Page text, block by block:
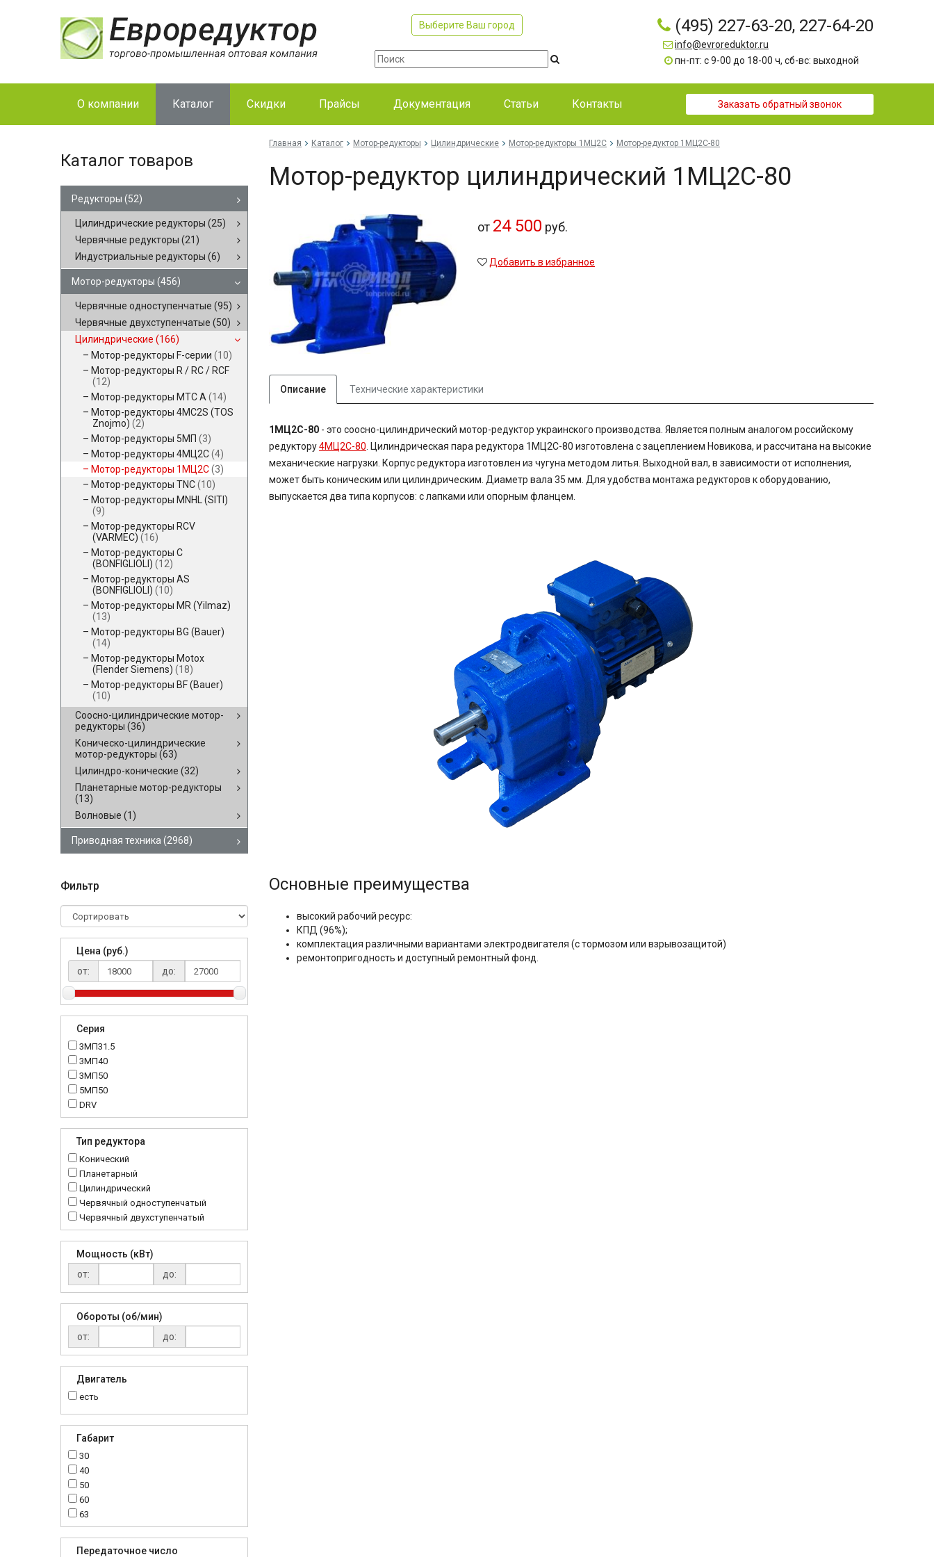
Выберите Ваш город (495) 227-63-20, 227-64-20
info@evroreduktor.ru
пн-пт: с 9-00 до 18-00 ч, сб-вс: выходной
О компании Каталог Скидки Прайсы Документация Статьи Контакты Заказать обратный звонок
Каталог товаров
Редукторы (52)
Цилиндрические редукторы (25)
Червячные редукторы (21)
Индустриальные редукторы (6)
Мотор-редукторы (456)
Червячные одноступенчатые (95)
Червячные двухступенчатые (50)
Цилиндрические (166)
Мотор-редукторы F-серии (10)
Мотор-редукторы R / RC / RCF
(12)
Мотор-редукторы MTC A (14)
Мотор-редукторы 4MC2S (TOS
Znojmo) (2)
Мотор-редукторы 5МП (3)
Мотор-редукторы 4МЦ2С(4)
Мотор-редукторы 1МЦ2С(3)
Мотор-редукторы TNC(10)
Мотор-редукторы MNHL (SITI)
(9)
Мотор-редукторы RCV
(VARMEC) (16)
Мотор-редукторы C
(BONFIGLIOLI) (12)
Мотор-редукторы AS
(BONFIGLIOLI) (10)
Мотор-редукторы MR (Yilmaz)
(13)
Мотор-редукторы BG (Bauer)
(14)
Мотор-редукторы Motox
(Flender Siemens) (18)
Мотор-редукторы BF (Bauer)
(10)
Соосно-цилиндрические мотор-
редукторы (36)
Коническо-цилиндрические
мотор-редукторы (63)
Цилиндро-конические (32)
Планетарные мотор-редукторы
(13)
Волновые (1)
Приводная техника (2968)
Фильтр
Цена (руб.)
от:
до:
Серия
3МП31.5
3МП40
3МП50
5МП50
DRV
K..DR
MTC
NMRV
RC
Тип редуктора
Конический
Планетарный
Цилиндрический
Червячный одноступенчатый
Червячный двухступенчатый
Мощность (кВт)
от:
до:
Обороты (об/мин)
от:
до:
Двигатель
есть
Габарит
30
40
50
60
63
70
Передаточное число
Главная Каталог Мотор-редукторы Цилиндрические Мотор-редукторы 1МЦ2С Мотор-редуктор 1МЦ2С-80
Мотор-редуктор цилиндрический 1МЦ2С-80
от 24 500 руб.
Добавить в избранное
Описание Технические характеристики
1МЦ2С-80 - это соосно-цилиндрический мотор-редуктор украинского производства. Является полным аналогом российскому
редуктору4МЦ2С-80 . Цилиндрическая пара редуктора 1МЦ2С-80 изготовлена с зацеплением Новикова, и рассчитана на высокие
механические нагрузки. Корпус редуктора изготовлен из чугуна методом литья. Выходной вал, в зависимости от исполнения,
может быть коническим или цилиндрическим. Диаметр вала 35 мм. Для удобства монтажа редукторов к оборудованию,
выпускается два типа корпусов: с лапками или опорным фланцем.
Основные преимущества
высокий рабочий ресурс:
КПД (96%);
комплектация различными вариантами электродвигателя (с тормозом или взрывозащитой)
ремонтопригодность и доступный ремонтный фонд.